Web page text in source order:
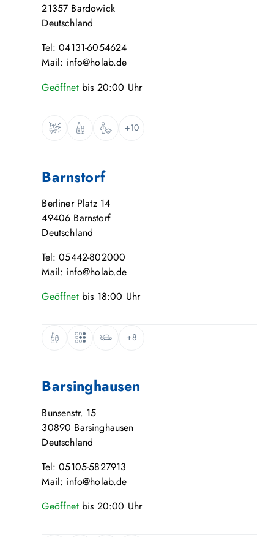
21357 Bardowick
Deutschland
Tel: 04131-6054624
Mail: info@holab.de
Geöffnet bis 20:00 Uhr
+10
Barnstorf
Berliner Platz 14
49406 Barnstorf
Deutschland
Tel: 05442-802000
Mail: info@holab.de
Geöffnet bis 18:00 Uhr
+8
Barsinghausen
Bunsenstr. 15
30890 Barsinghausen
Deutschland
Tel: 05105-5827913
Mail: info@holab.de
Geöffnet bis 20:00 Uhr